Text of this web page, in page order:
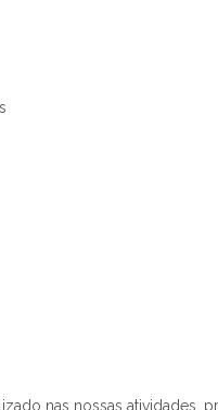
nas nossas atividades,